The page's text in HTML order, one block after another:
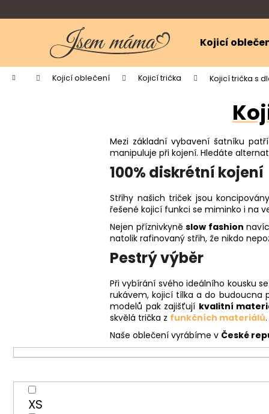
na
Kojicí
Domů Kojicí oblečení Kojicí trička Kojicí trička s
Mezi základní vybavení šatníku
manipuluje při kojení. Hledáte
100% diskrétní kojení
Střihy našich triček jsou
řešené kojicí funkci se miminko i na
Nejen příznivkyně slow fashion
natolik rafinovaný střih, že nikdo
Pestrý výběr
Při vybírání svého ideálního kousku
rukávem, kojicí tílka a do budoucna
modelů pak zajišťují kvalitní
skvělá trička z funkčních materiálů.
Naše oblečení vyrábíme v České
XS
o
k
obchodu
obchodu